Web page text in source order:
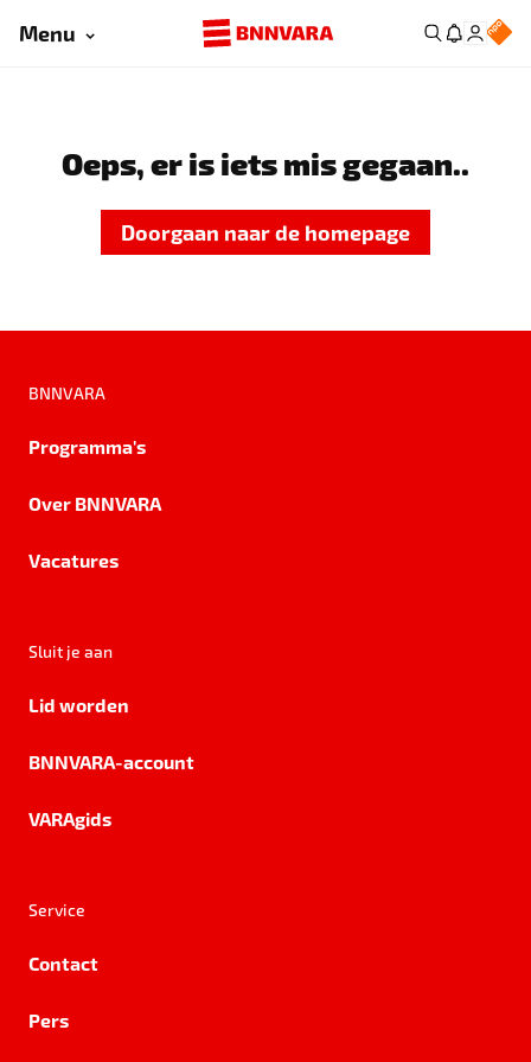
Menu
Oeps, er is iets mis gegaan..
Doorgaan naar de homepage
BNNVARA
Programma's
Over BNNVARA
Vacatures
Sluit je aan
Lid worden
BNNVARA-account
VARAgids
Service
Contact
Pers